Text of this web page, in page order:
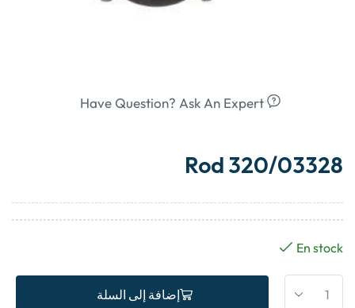
Have Question? Ask An Expert
Rod 320/03328
En stock
إضافة إلى السلة